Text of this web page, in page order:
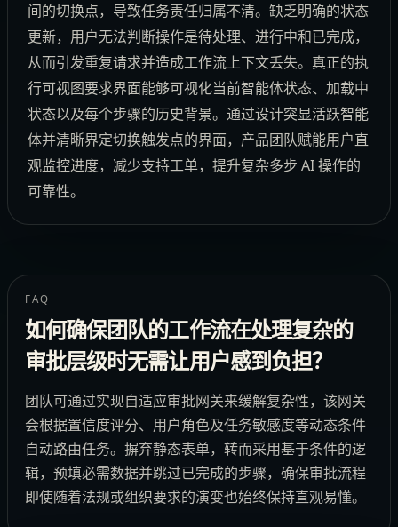
间的切换点，导致任务责任归属不清。缺乏明确的状态
更新，用户无法判断操作是待处理、进行中和已完成，
从而引发重复请求并造成工作流上下文丢失。真正的执
行可视图要求界面能够可视化当前智能体状态、加载中
状态以及每个步骤的历史背景。通过设计突显活跃智能
体并清晰界定切换触发点的界面，产品团队赋能用户直
观监控进度，减少支持工单，提升复杂多步 AI 操作的
可靠性。
FAQ
如何确保团队的工作流在处理复杂的
审批层级时无需让用户感到负担？
团队可通过实现自适应审批网关来缓解复杂性，该网关
会根据置信度评分、用户角色及任务敏感度等动态条件
自动路由任务。摒弃静态表单，转而采用基于条件的逻
辑，预填必需数据并跳过已完成的步骤，确保审批流程
即使随着法规或组织要求的演变也始终保持直观易懂。